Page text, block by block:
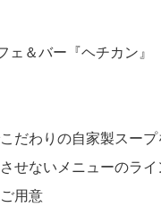
＆バー『ヘチカン』
だわりの自家製スー
せないメニューのラ
用意